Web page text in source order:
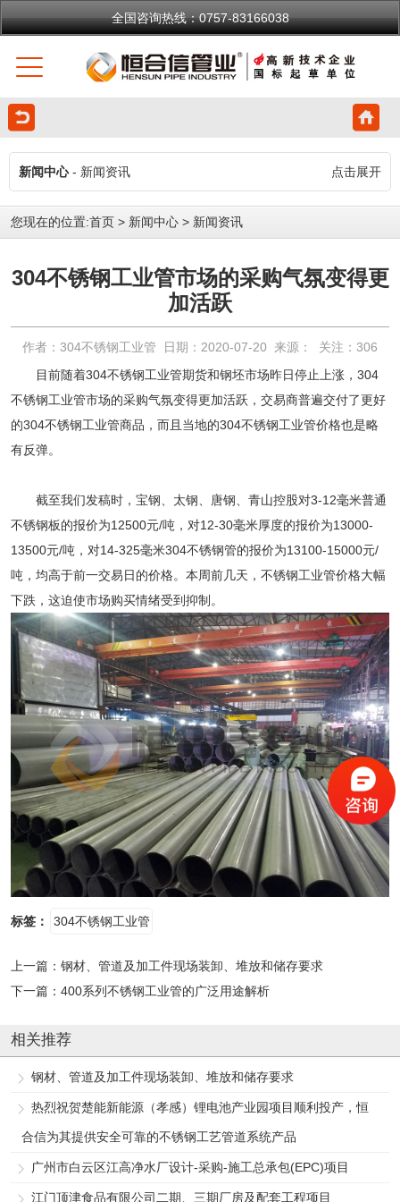
全国咨询热线：0757-83166038
新闻中心- 新闻资讯 点击展开
您现在的位置:首页 > 新闻中心 > 新闻资讯
304不锈钢工业管市场的采购气氛变得更
加活跃
作者：304不锈钢工业管 日期：2020-07-20 来源： 关注： 306
目前随着304不锈钢工业管期货和钢坯市场昨日停止上涨， 304
不锈钢工业管市场的采购气氛变得更加活跃，交易商普遍交付了更好
的304不锈钢工业管商品，而且当地的304不锈钢工业管价格也是略
有反弹。
截至我们发稿时，宝钢、太钢、唐钢、青山控股对3-12毫米普通
不锈钢板的报价为12500元/吨，对12-30毫米厚度的报价为13000-
13500元/吨，对14-325毫米304不锈钢管的报价为13100-15000元/
吨，均高于前一交易日的价格。本周前几天，不锈钢工业管价格大幅
下跌，这迫使市场购买情绪受到抑制。
标签： 304不锈钢工业管
上一篇： 钢材、管道及加工件现场装卸、堆放和储存要求
下一篇： 400系列不锈钢工业管的广泛用途解析
相关推荐
钢材、管道及加工件现场装卸、堆放和储存要求
热烈祝贺楚能新能源（孝感）锂电池产业园项目顺利投产，恒
合信为其提供安全可靠的不锈钢工艺管道系统产品
广州市白云区江高净水厂设计-采购-施工总承包(EPC)项目
江门顶津食品有限公司二期、三期厂房及配套工程项目